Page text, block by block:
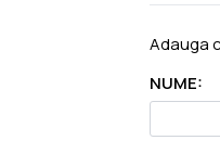
Adauga
NUME: